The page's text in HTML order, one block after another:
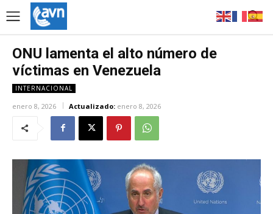
ONU lamenta el alto número de
víctimas en Venezuela
INTERNACIONAL
enero 8, 2026 Actualizado: enero 8, 2026